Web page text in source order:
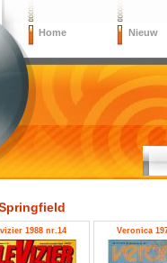
Home Nieuw
1988 nr.14 Veronica